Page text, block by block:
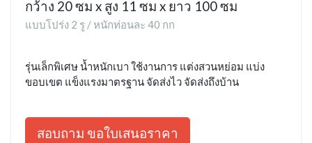
กว้าง 20 ซม x สูง 11 ซม x ยาว 100 ซม
แบบโปร่ง 2 รู / หนักท่อนละ 40 กก
รุ่นเล็กพิเศษ น้ำหนักเบา ใช้งานการ แต่งสวนหย่อม แบ่ง
ขอบเขต แข็งแรงมาตรฐาน จัดส่งไว จัดส่งถึงบ้าน
สอบถาม ขอใบเสนอราคา